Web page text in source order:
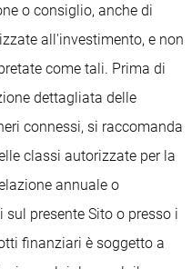
o consiglio, anche di
all'investimento, e non
come tali. Prima di
dettagliata delle
connessi, si raccomanda
classi autorizzate per la
annuale o
presente Sito o presso i
finanziari è soggetto a